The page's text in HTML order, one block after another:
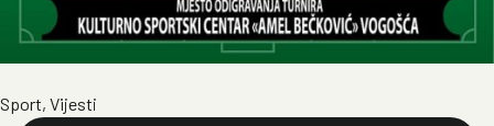
Sport, Vijesti